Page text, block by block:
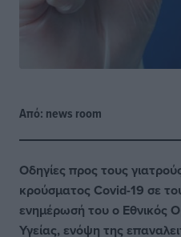
Από: news room
Οδηγίες προς τους
κρούσματος Covid-19 σε
ενημέρωσή του ο Εθνικός
Υγείας, ενόψη της